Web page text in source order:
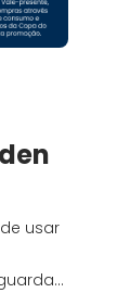
usar